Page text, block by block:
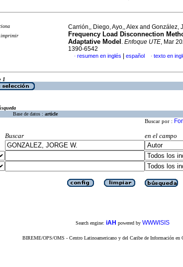
Carrión,, Diego, Ayo,, Alex and González,
Frequency Load Disconnection
Adaptative Model . Enfoque UTE, Mar
1390-6542
· resumen en inglés español · texto en
1
Base de datos : article
Buscar por :
Buscar
en el campo
Search engine: iAH powered by WWWISIS
BIREME/OPS/OMS - Centro Latinoamericano y del Caribe de Información en